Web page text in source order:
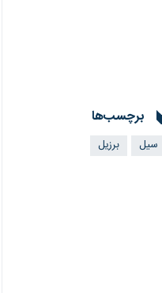
برچسب‌ها
سیل برزیل